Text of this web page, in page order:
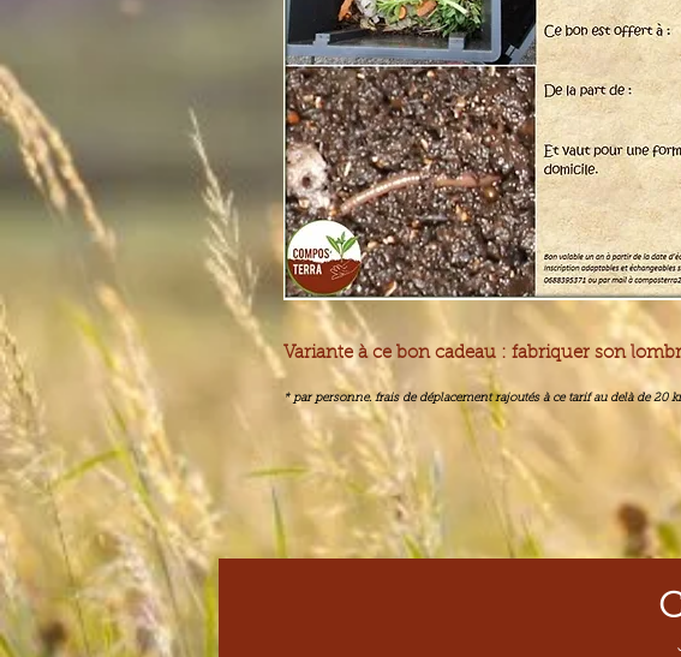
Variante à ce bon cadeau : fabriquer son
* par personne. frais de déplacement rajoutés à ce tarif au delà de 20